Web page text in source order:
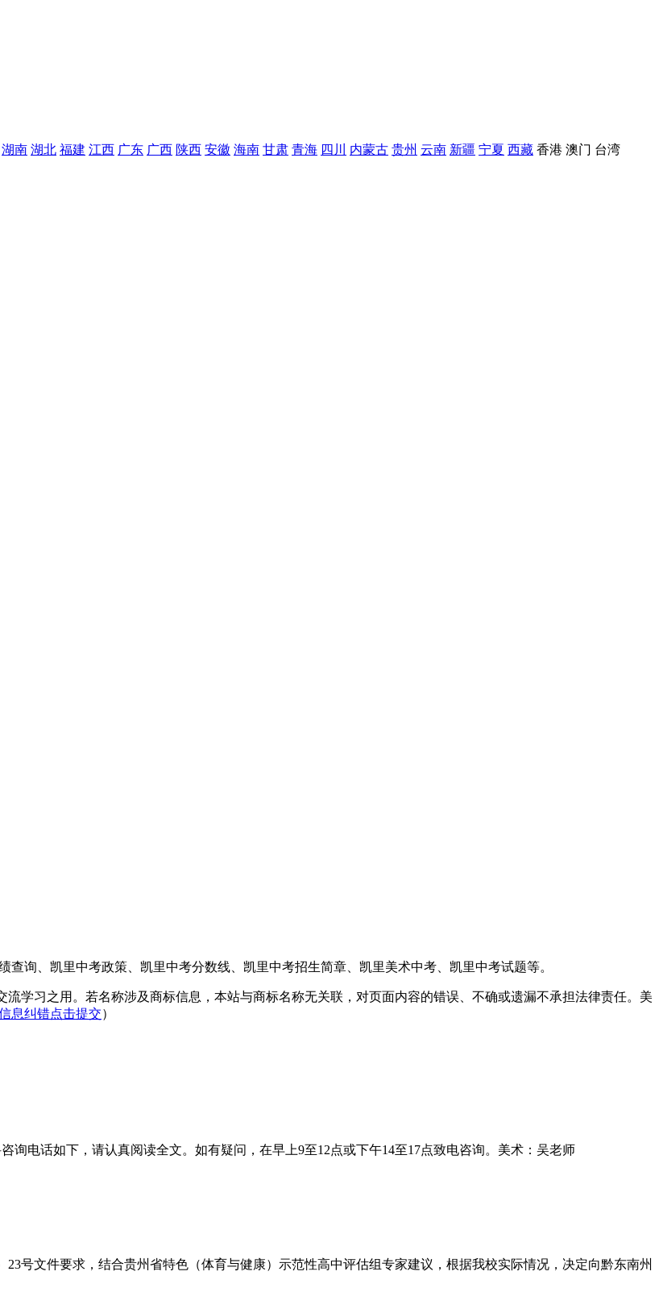
湖南 湖北 福建 江西 广东 广西 陕西 安徽 海南 甘肃 青海 四川 内蒙古 贵州 云南 新疆 宁夏 西藏 香港 澳门 台湾
询、凯里中考政策、凯里中考分数线、凯里中考招生简章、凯里美术中考、凯里中考试题等。
学习之用。若名称涉及商标信息，本站与商标名称无关联，对页面内容的错误、不确或遗漏不承担法律责任。美
息纠错点击提交）
询电话如下，请认真阅读全文。如有疑问，在早上9至12点或下午14至17点致电咨询。美术：吴老师
号文件要求，结合贵州省特色（体育与健康）示范性高中评估组专家建议，根据我校实际情况，决定向黔东南州